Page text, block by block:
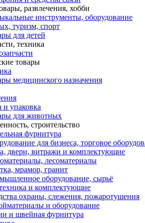
развлечения, хобби
инструменты, оборудование
туризм, спорт
для детей
техника
товары
медицинского назначения
и упаковка
для животных
строительство
фурнитура
для бизнеса, торговое
двери, витражи и комплектующие
лесоматериалы
мрамор, гранит
оборудование, сырьё
и комплектующие
охраны, слежения, пожаротушения
и оборудование
и швейная фурнитура